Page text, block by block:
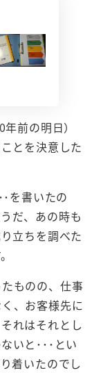
前の明日）
とを決意した
を書いたの
だ、あの時も
立ちを調べた
ものの、仕事
、お客様先に
れはそれとし
いと･･･とい
着いたのでし